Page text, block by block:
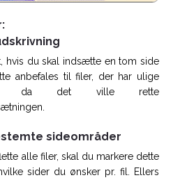
hvis du skal indsætte en tom side
anbefales til filer, der har ulige
da det ville rette
sideområder
alle filer, skal du markere dette
sider du ønsker pr. fil. Ellers